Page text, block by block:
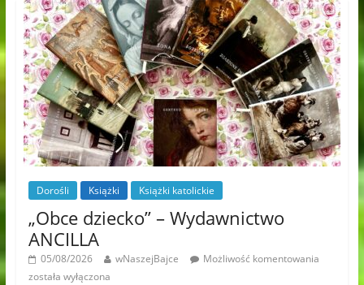
Dorośli Książki Książki katolickie
„Obce dziecko” – Wydawnictwo
ANCILLA
05/08/2026 wNaszejBajce
Możliwość komentowania
została wyłączona